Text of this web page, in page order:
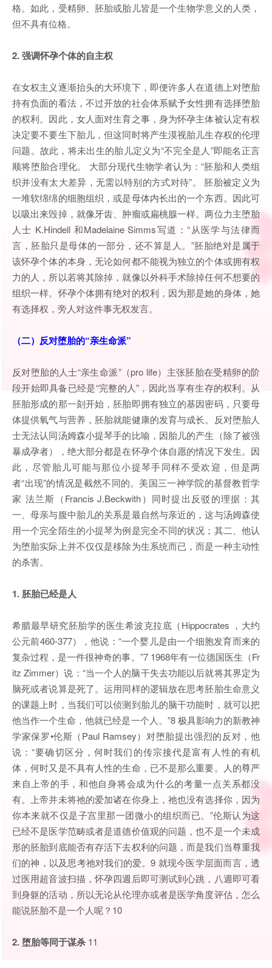
格。如此，受精卵、胚胎或胎儿皆是一个生物学意义的人类，
但不具有位格。
2. 强调怀孕个体的自主权
在女权主义逐渐抬头的大环境下，即便许多人在道德上对堕胎
持有负面的看法，不过开放的社会体系赋予女性拥有选择堕胎
的权利。因此，女人面对生育之事，身为怀孕主体被认定有权
决定要不要生下胎儿，但这同时将产生漠视胎儿生存权的伦理
问题。故此，将未出生的胎儿定义为“不完全是人”即能名正言
顺将堕胎合理化。 大部分现代生物学者认为：“胚胎和人类组
织并没有太大差异，无需以特别的方式对待”。 胚胎被定义为
一堆软绵绵的细胞组织，或是母体内长出的一个东西。因此可
以吸出来毁掉，就像牙齿、肿瘤或扁桃腺一样。两位力主堕胎
人士 K.Hindell 和Madelaine Simms写道：“从医学与法律而
言，胚胎只是母体的一部分，还不算是人。”胚胎绝对是属于
该怀孕个体的本身，无论如何都不能视为独立的个体或拥有权
力的人，所以若将其除掉，就像以外科手术除掉任何不想要的
组织一样。怀孕个体拥有绝对的权利，因为那是她的身体，她
有选择权，旁人对这件事无权发言。
（二）反对堕胎的“亲生命派”
反对堕胎的人士“亲生命派”（pro life）主张胚胎在受精卵的阶
段开始即具备已经是“完整的人”，因此当享有生存的权利。从
胚胎形成的那一刻开始，胚胎即拥有独立的基因密码，只要母
体提供氧气与营养，胚胎就能健康的发育与成长。反对堕胎人
士无法认同汤姆森小提琴手的比喻，因胎儿的产生（除了被强
暴成孕者），绝大部分都是在怀孕个体自愿的情况下发生。因
此，尽管胎儿可能与那位小提琴手同样不受欢迎，但是两
者“出现”的情况是截然不同的。美国三一神学院的基督教哲学
家 法兰斯（Francis J.Beckwith）同时提出反驳的理据：其
一、母亲与腹中胎儿的关系是最自然与亲近的，这与汤姆森使
用一个完全陌生的小提琴为例是完全不同的状况；其二、他认
为堕胎实际上并不仅仅是移除为生系统而已，而是一种主动性
的杀害。
1. 胚胎已经是人
希腊最早研究胚胎学的医生希波克拉底（Hippocrates ，大约
公元前460-377），他说：“一个婴儿是由一个细胞发育而来的
复杂过程，是一件很神奇的事。”7 1968年有一位德国医生（Fr
itz Zimmer）说：“当一个人的脑干失去功能以后就将其界定为
脑死或者说算是死了。运用同样的逻辑放在思考胚胎生命意义
的课题上时，当我们可以侦测到胎儿的脑干功能时，就可以把
他当作一个生命，他就已经是一个人。”8 极具影响力的新教神
学家保罗•伦斯（Paul Ramsey）对堕胎提出强烈的反对，他
说：“要确切区分，何时我们的传宗接代是富有人性的有机
体，何时又是不具有人性的生命，已不是那么重要。人的尊严
来自上帝的手，和他自身将会成为什么的考量一点关系都没
有。上帝并未将祂的爱加诸在你身上，祂也没有选择你，因为
你本来就不仅是子宫里那一团微小的组织而已。”伦斯认为这
已经不是医学范畴或者是道德价值观的问题，也不是一个未成
形的胚胎到底能否有存活下去权利的问题，而是我们当尊重我
们的神，以及思考祂对我们的爱。9 就现今医学层面而言，透
过医用超音波扫描，怀孕四週后即可测试到心跳，八週即可看
到身躯的活动，所以无论从伦理亦或者是医学角度评估，怎么
能说胚胎不是一个人呢？10
2. 堕胎等同于谋杀 11